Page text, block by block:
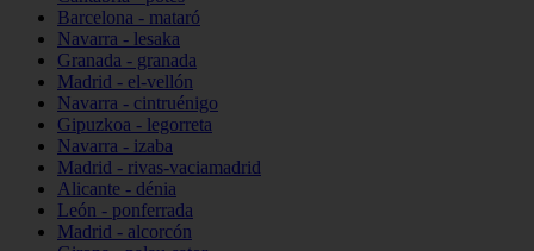
Barcelona - mataró
Navarra - lesaka
Granada - granada
Madrid - el-vellón
Navarra - cintruénigo
Gipuzkoa - legorreta
Navarra - izaba
Madrid - rivas-vaciamadrid
Alicante - dénia
León - ponferrada
Madrid - alcorcón